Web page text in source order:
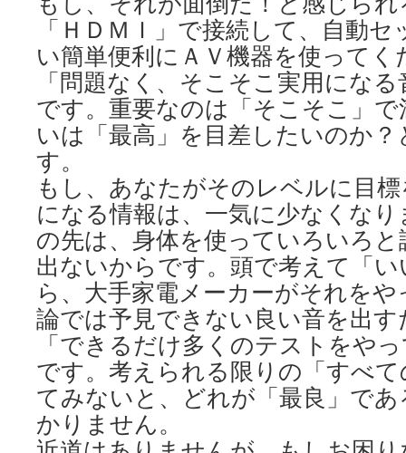
「ＨＤＭＩ」で接続して、自動
い簡単便利にＡＶ機器を使って
「問題なく、そこそこ実用にな
です。重要なのは「そこそこ」
いは「最高」を目差したいのか
す。
もし、あなたがそのレベルに目
になる情報は、一気に少なくな
の先は、身体を使っていろいろ
出ないからです。頭で考えて「
ら、大手家電メーカーがそれを
論では予見できない良い音を出
「できるだけ多くのテストをや
です。考えられる限りの「すべ
てみないと、どれが「最良」で
かりません。